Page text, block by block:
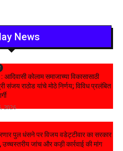
News
आदिवासी कोलाम समाजाच्या विकासासाठी
संजय राठोड यांचे मोठे निर्णय; विविध प्रलंबित
2026
पुल धंसने पर विजय वडेट्टीवार का सरकार
उच्चस्तरीय जांच और कड़ी कार्रवाई की मांग